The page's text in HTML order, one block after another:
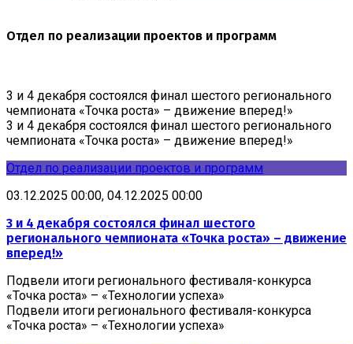
Отдел по реализации проектов и программ
3 и 4 декабря состоялся финал шестого регионального
чемпионата «Точка роста» – движение вперед!»
3 и 4 декабря состоялся финал шестого регионального
чемпионата «Точка роста» – движение вперед!»
Отдел по реализации проектов и программ
03.12.2025 00:00, 04.12.2025 00:00
3 и 4 декабря состоялся финал шестого
регионального чемпионата «Точка роста» – движение
вперед!»
Подвели итоги регионального фестиваля-конкурса
«Точка роста» – «Технологии успеха»
Подвели итоги регионального фестиваля-конкурса
«Точка роста» – «Технологии успеха»